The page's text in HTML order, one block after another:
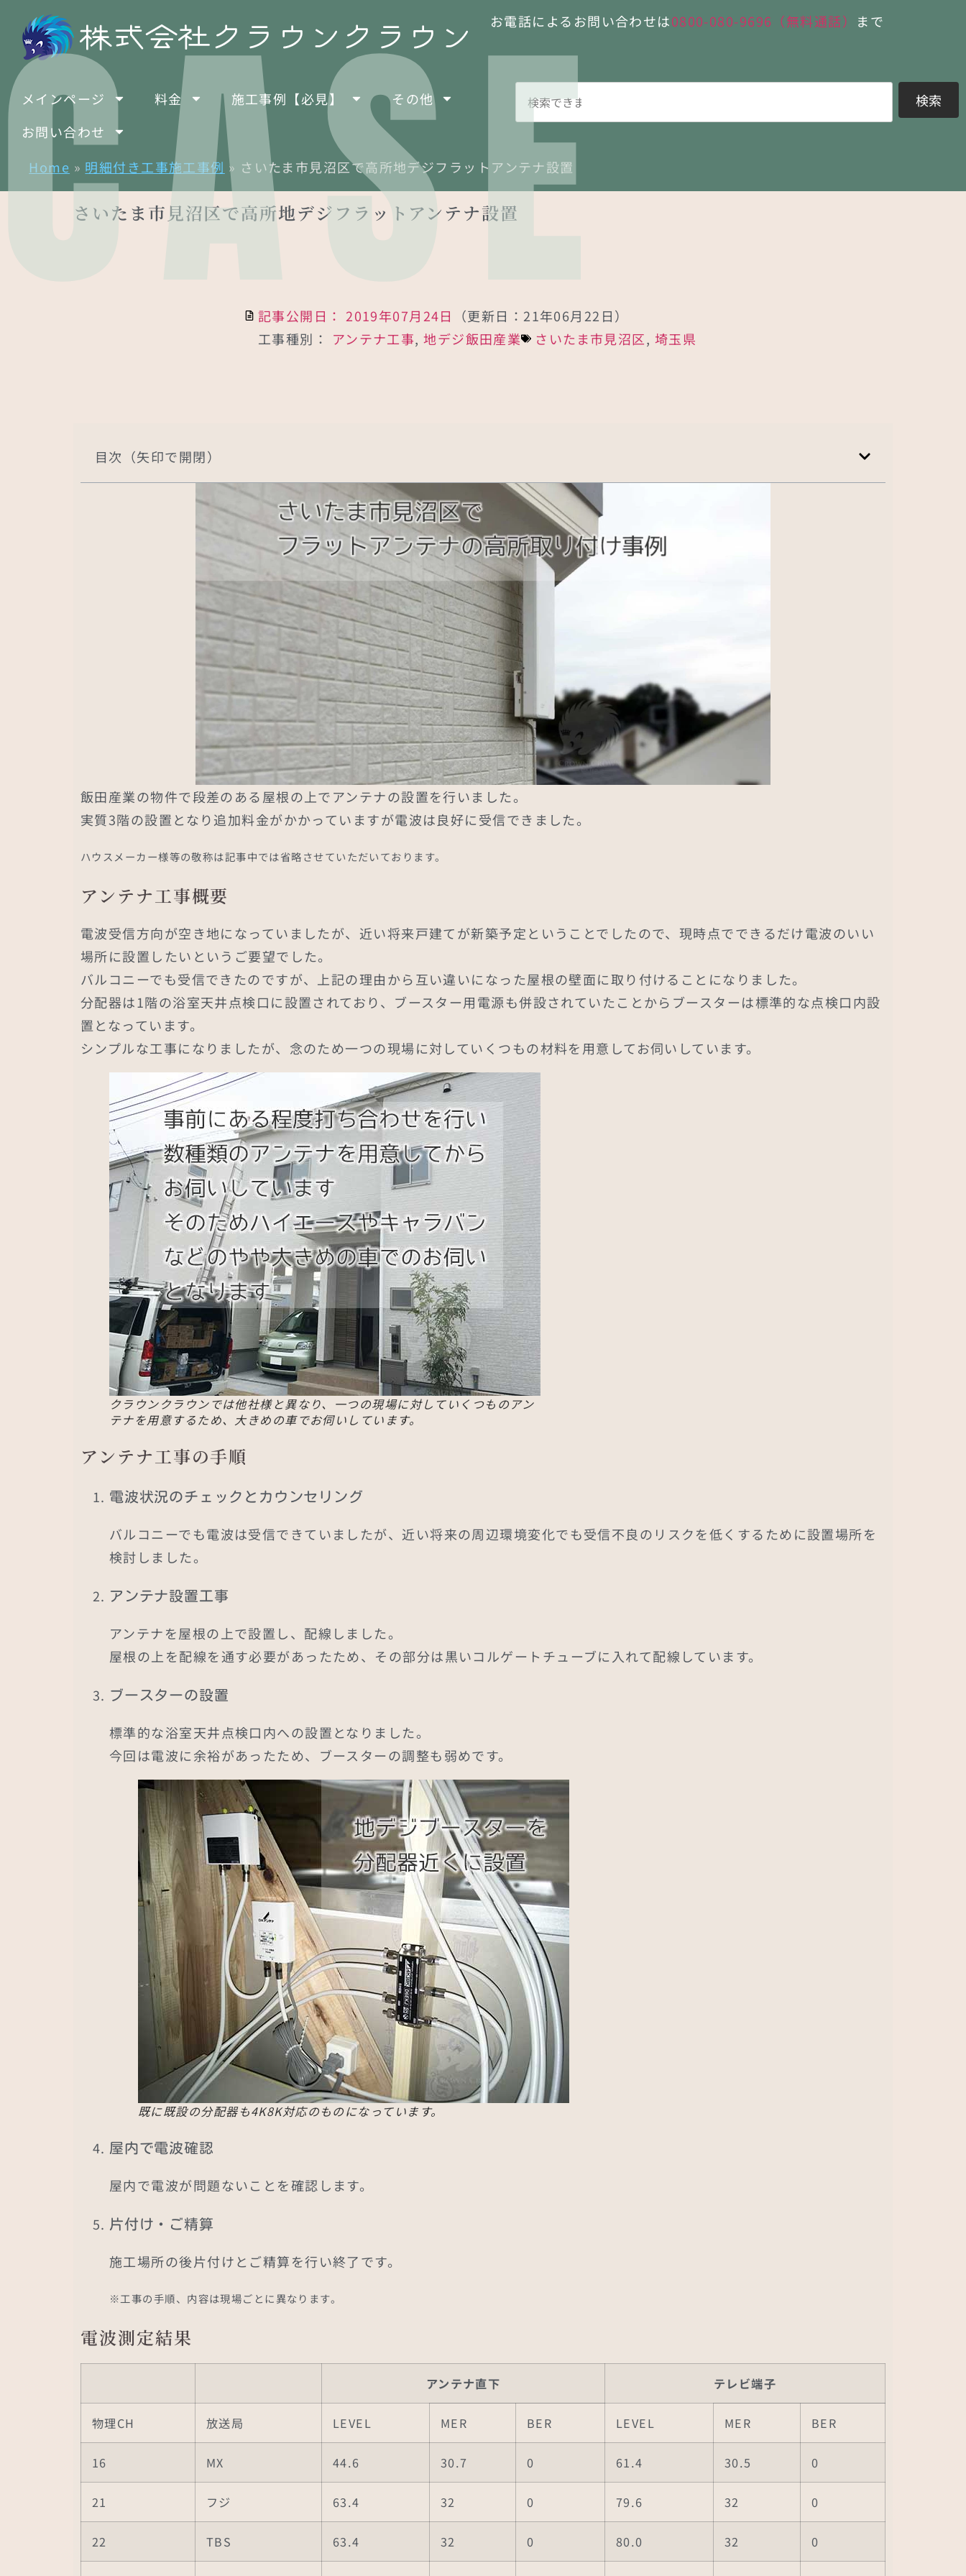
お電話によるお問い合わせは0800-080-9696（無料通話） まで
メインページ 料金 施工事例【必見】
その他
お問い合わせ
検索
Home » 明細付き工事施工事例 » さいたま市見沼区で高所地デジフラットアンテナ設置
さいたま市見沼区で高所地デジフラットアンテナ設置
CASE
記事公開日： 2019年07月24日
（更新日：21年06月22日）
工事種別：
アンテナ工事,地デジ飯田産業 さいたま市見沼区, 埼玉県
目次（矢印で開閉）
飯田産業の物件で段差のある屋根の上でアンテナの設置を行いました。
実質3階の設置となり追加料金がかかっていますが電波は良好に受信できました。
ハウスメーカー様等の敬称は記事中では省略させていただいております。
アンテナ工事概要
電波受信方向が空き地になっていましたが、近い将来戸建てが新築予定ということでしたので、現時点でできるだけ電波のいい
場所に設置したいというご要望でした。
バルコニーでも受信できたのですが、上記の理由から互い違いになった屋根の壁面に取り付けることになりました。
分配器は1階の浴室天井点検口に設置されており、ブースター用電源も併設されていたことからブースターは標準的な点検口内設
置となっています。
シンプルな工事になりましたが、念のため一つの現場に対していくつもの材料を用意してお伺いしています。
クラウンクラウンでは他社様と異なり、一つの現場に対していくつものアン
テナを用意するため、大きめの車でお伺いしています。
アンテナ工事の手順
電波状況のチェックとカウンセリング
バルコニーでも電波は受信できていましたが、近い将来の周辺環境変化でも受信不良のリスクを低くするために設置場所を
検討しました。
アンテナ設置工事
アンテナを屋根の上で設置し、配線しました。
屋根の上を配線を通す必要があったため、その部分は黒いコルゲートチューブに入れて配線しています。
ブースターの設置
標準的な浴室天井点検口内への設置となりました。
今回は電波に余裕があったため、ブースターの調整も弱めです。
既に既設の分配器も4K8K対応のものになっています。
屋内で電波確認
屋内で電波が問題ないことを確認します。
片付け・ご精算
施工場所の後片付けとご精算を行い終了です。
※工事の手順、内容は現場ごとに異なります。
電波測定結果
アンテナ直下 テレビ端子
物理CH 放送局 LEVEL MER BER LEVEL MER BER
16 MX 44.6 30.7 0 61.4 30.5 0
21 フジ 63.4 32 0 79.6 32 0
22 TBS 63.4 32 0 80.0 32 0